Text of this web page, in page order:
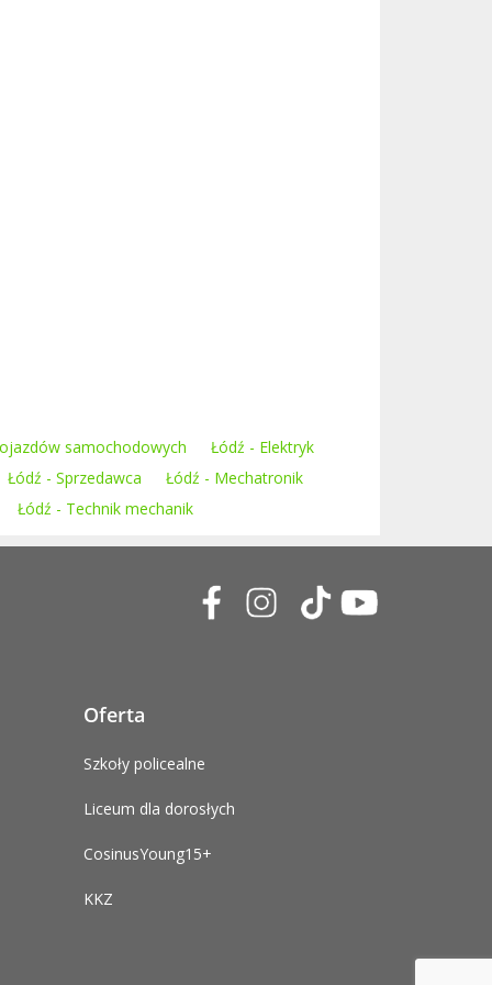
samochodowych
Łódź - Elektryk
Łódź - Sprzedawca
Łódź - Mechatronik
Łódź - Technik mechanik
Oferta
Szkoły policealne
Liceum dla dorosłych
CosinusYoung15+
KKZ